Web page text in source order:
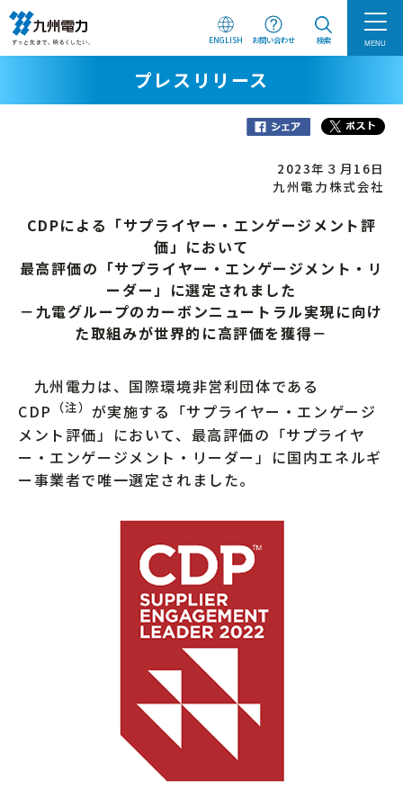
ENGLISH お問い合わせ 検索 MENU
プレスリリース
2023年３月16日
九州電力株式会社
CDPによる「サプライヤー・エンゲージメント評
価」において
最高評価の「サプライヤー・エンゲージメント・リ
ーダー」に選定されました
－九電グループのカーボンニュートラル実現に向け
た取組みが世界的に高評価を獲得－
九州電力は、国際環境非営利団体である
CDP
（注） が実施する「サプライヤー・エンゲージ
メント評価」において、最高評価の「サプライヤ
ー・エンゲージメント・リーダー」に国内エネルギ
ー事業者で唯一選定されました。